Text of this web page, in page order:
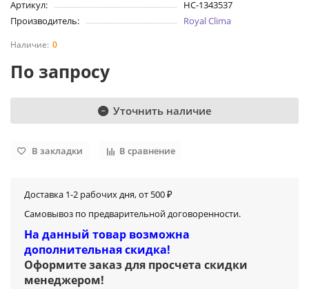
Артикул:
НС-1343537
Производитель:
Royal Clima
0
По запросу
Уточнить наличие
В закладки В сравнение
Доставка 1-2 рабочих дня, от 500 ₽
Самовывоз по предварительной договоренности.
На данный товар возможна
дополнительная скидка!
Оформите заказ для просчета скидки
менеджером!